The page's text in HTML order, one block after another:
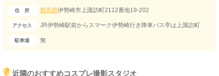
住 所 群馬県伊勢崎市上諏訪町2112番地19-202
アクセス JR伊勢崎駅前からスマーク伊勢崎行き降車バス亭は上諏訪町
駐車場 無
近隣のおすすめコスプレ撮影スタジオ